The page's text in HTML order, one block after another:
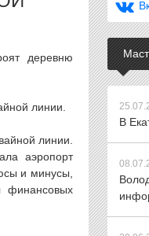
деревню
линии.
линии.
аэропорт
и минусы,
финансовых
В